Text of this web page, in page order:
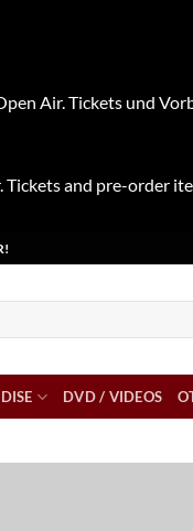
Air. Tickets und
and pre-order
DVD / VIDEOS